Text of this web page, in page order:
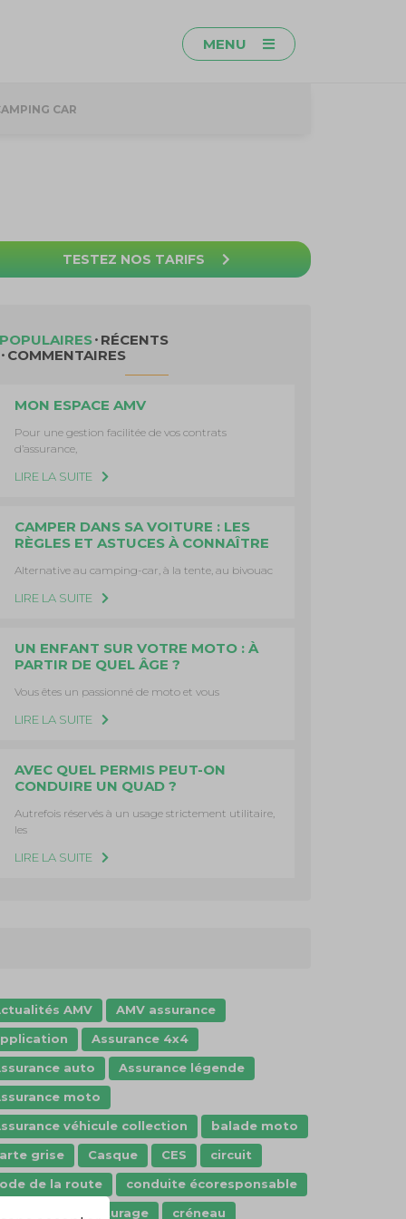
MENU
CAR
TESTEZ NOS TARIFS
POPULAIRES RÉCENTS
COMMENTAIRES
MON ESPACE AMV
Pour une gestion facilitée de vos contrats
d’assurance,
LIRE LA SUITE
CAMPER DANS SA VOITURE : LES
RÈGLES ET ASTUCES À CONNAÎTRE
Alternative au camping-car, à la tente, au bivouac
LIRE LA SUITE
UN ENFANT SUR VOTRE MOTO : À
PARTIR DE QUEL ÂGE ?
Vous êtes un passionné de moto et vous
LIRE LA SUITE
AVEC QUEL PERMIS PEUT-ON
CONDUIRE UN QUAD ?
Autrefois réservés à un usage strictement utilitaire,
les
LIRE LA SUITE
AMV
AMV assurance
Assurance 4x4
auto
Assurance légende
moto
véhicule collection
balade moto
grise
Casque CES
circuit
de la route
conduite écoresponsable
covoiturage
créneau